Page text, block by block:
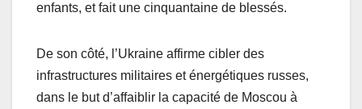
enfants, et fait une cinquantaine de blessés.
De son côté, l’Ukraine affirme cibler des
infrastructures militaires et énergétiques russes,
dans le but d’affaiblir la capacité de Moscou à